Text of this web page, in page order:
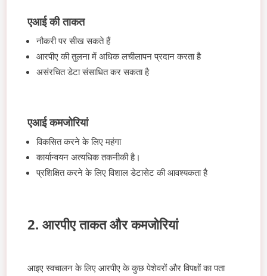
एआई की ताकत
नौकरी पर सीख सकते हैं
आरपीए की तुलना में अधिक लचीलापन प्रदान करता है
असंरचित डेटा संसाधित कर सकता है
एआई कमजोरियां
विकसित करने के लिए महंगा
कार्यान्वयन अत्यधिक तकनीकी है।
प्रशिक्षित करने के लिए विशाल डेटासेट की आवश्यकता है
2. आरपीए ताकत और कमजोरियां
आइए स्वचालन के लिए आरपीए के कुछ पेशेवरों और विपक्षों का पता